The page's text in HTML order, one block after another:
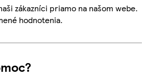
zákazníci priamo na našom webe.
hodnotenia.